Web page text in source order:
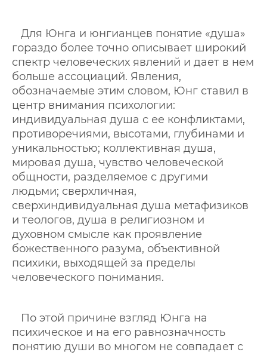
Для Юнга и юнгианцев понятие «душа»
гораздо более точно описывает широкий
спектр человеческих явлений и дает в нем
больше ассоциаций. Явления,
обозначаемые этим словом, Юнг ставил в
центр внимания психологии:
индивидуальная душа с ее конфликтами,
противоречиями, высотами, глубинами и
уникальностью; коллективная душа,
мировая душа, чувство человеческой
общности, разделяемое с другими
людьми; сверхличная,
сверхиндивидуальная душа метафизиков
и теологов, душа в религиозном и
духовном смысле как проявление
божественного разума, объективной
психики, выходящей за пределы
человеческого понимания.
По этой причине взгляд Юнга на
психическое и на его равнозначность
понятию души во многом не совпадает с